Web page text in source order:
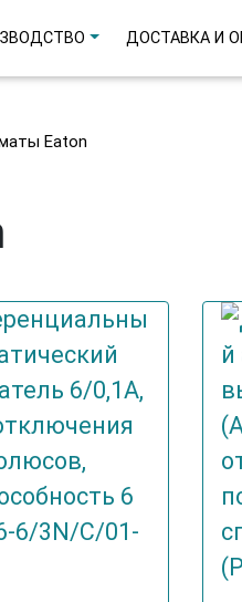
ДОСТАВКА И
Eaton